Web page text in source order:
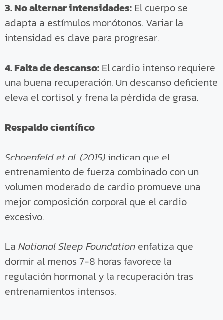
3. No alternar intensidades: El cuerpo se
adapta a estímulos monótonos. Variar la
intensidad es clave para progresar.
4. Falta de descanso: El cardio intenso requiere
una buena recuperación. Un descanso deficiente
eleva el cortisol y frena la pérdida de grasa.
Respaldo científico
Schoenfeld et al. (2015) indican que el
entrenamiento de fuerza combinado con un
volumen moderado de cardio promueve una
mejor composición corporal que el cardio
excesivo.
La National Sleep Foundation enfatiza que
dormir al menos 7-8 horas favorece la
regulación hormonal y la recuperación tras
entrenamientos intensos.